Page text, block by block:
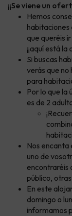
¡¡Se viene un
Hemos
habitaciones
que queréis
¡¡aquí está
Si buscas
verás que no
para
Por lo que la
es de 2
Nos encanta
uno de
encontraréis
público,
En este
domingo o
informamos